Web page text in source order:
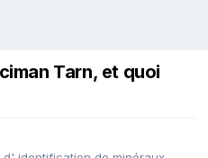
Tarn, et quoi